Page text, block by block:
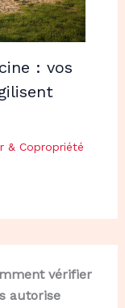
: vos
& Copropriété
vérifier
autorise